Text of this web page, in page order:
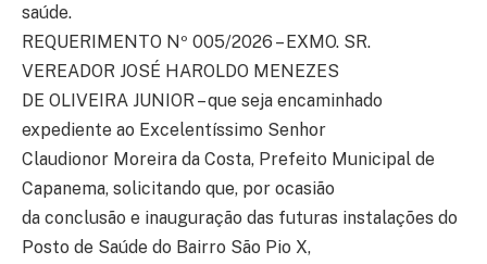
saúde.
REQUERIMENTO Nº 005/2026 – EXMO. SR.
VEREADOR JOSÉ HAROLDO MENEZES
DE OLIVEIRA JUNIOR – que seja encaminhado
expediente ao Excelentíssimo Senhor
Claudionor Moreira da Costa, Prefeito Municipal de
Capanema, solicitando que, por ocasião
da conclusão e inauguração das futuras instalações do
Posto de Saúde do Bairro São Pio X,